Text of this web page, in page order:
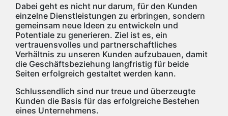
Dabei geht es nicht nur darum, für den Kunden
einzelne Dienstleistungen zu erbringen, sondern
gemeinsam neue Ideen zu entwickeln und
Potentiale zu generieren. Ziel ist es, ein
vertrauensvolles und partnerschaftliches
Verhältnis zu unseren Kunden aufzubauen, damit
die Geschäftsbeziehung langfristig für beide
Seiten erfolgreich gestaltet werden kann.
Schlussendlich sind nur treue und überzeugte
Kunden die Basis für das erfolgreiche Bestehen
eines Unternehmens.